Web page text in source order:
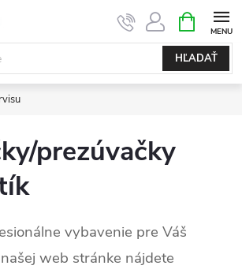
HĽADAŤ
KOŠÍK
prezúvačky
vybavenie pre Váš
web stránke nájdete